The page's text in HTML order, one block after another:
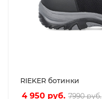
RIEKER ботинки
4 950 руб. 7990руб.